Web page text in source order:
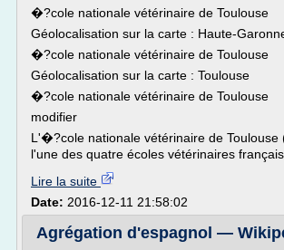
�?cole nationale vétérinaire de Toulouse
Géolocalisation sur la carte : Haute-
�?cole nationale vétérinaire de Toulouse
Géolocalisation sur la carte : Toulouse
�?cole nationale vétérinaire de Toulouse
modifier
L'�?cole nationale vétérinaire de Toulouse
l'une des quatre écoles vétérinaires
Lire la suite
Date: 2016-12-11 21:58:02
Agrégation d'espagnol —